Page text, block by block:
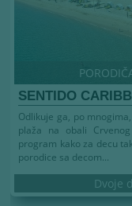
SENTIDO
Odlikuje ga, po
plaža na obali
program kako za decu
porodice sa decom...
Dvoje